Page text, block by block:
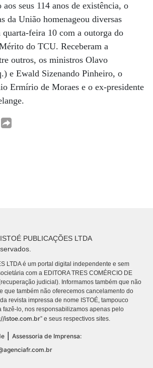
seus 114 anos de existência, o
da União homenageou diversas
quarta-feira 10 com a outorga do
do TCU. Receberam a
outros, os ministros Olavo
e Ewald Sizenando Pinheiro, o
Ermírio de Moraes e o ex-presidente
PUBLICAÇÕES LTDA
LTDA é um portal digital independente e sem
com a EDITORA TRES COMÉRCIO DE
judicial). Informamos também que não
que também não oferecemos cancelamento do
revista impressa de nome ISTOÉ, tampouco
fazê-lo, nos responsabilizamos apenas pelo
istoe.com.br” e seus respectivos sites.
Assessoria de Imprensa: